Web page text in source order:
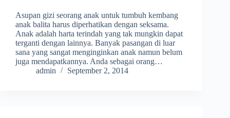
Asupan gizi seorang anak untuk tumbuh kembang
anak balita harus diperhatikan dengan seksama.
Anak adalah harta terindah yang tak mungkin dapat
terganti dengan lainnya. Banyak pasangan di luar
sana yang sangat menginginkan anak namun belum
juga mendapatkannya. Anda sebagai orang…
admin
September 2, 2014